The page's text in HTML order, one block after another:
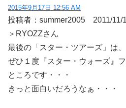
2015年9月17日 12:56 AM
投稿者：summer2005 2011/11/
＞RYOZZさん
最後の「スター・ツアーズ」は、
ぜひ１度『スター・ウォーズ』
ところです・・・
きっと面白いだろうなぁ・・・